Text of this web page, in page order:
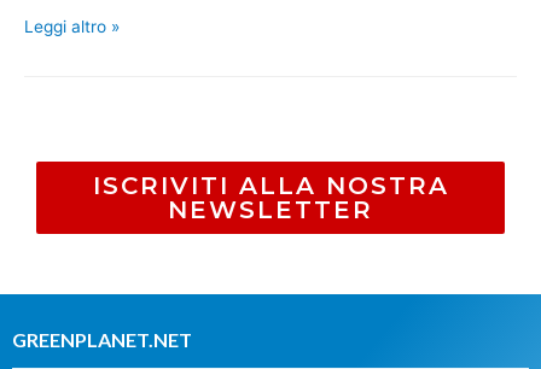
Leggi altro »
ISCRIVITI ALLA NOSTRA
NEWSLETTER
GREENPLANET.NET